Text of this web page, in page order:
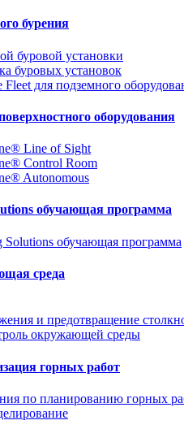
бурения
буровой установки
буровых установок
для подземного
оборудования
Line of Sight
Control Room
Autonomous
обучающая программа
Solutions обучающая программа
среда
и предотвращение
окружающей среды
горных работ
по планированию горных